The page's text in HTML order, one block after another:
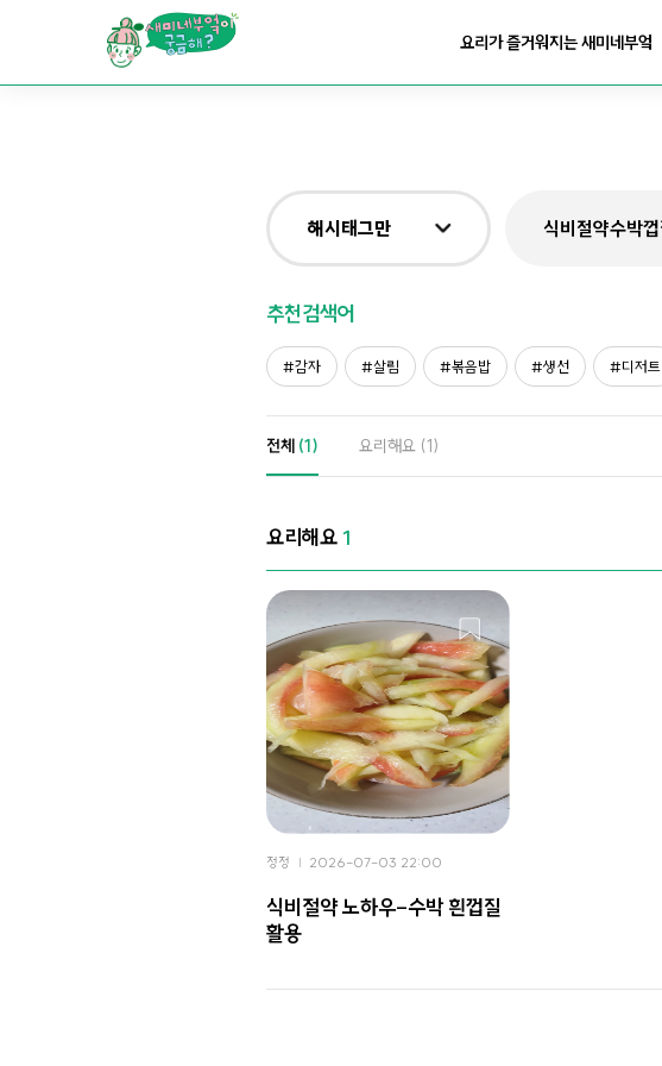
요리가
요리가 즐거워지는 새미네부엌
해시태그만
전체
제목&내용만
재료만
해시태그만
추천검색어
감자 살림 볶음밥 생선 디저트
전체 (1) 요리해요 (1)
요리해요 1
정정 2026-07-03 22:00
식비절약 노하우-수박 흰껍질
활용